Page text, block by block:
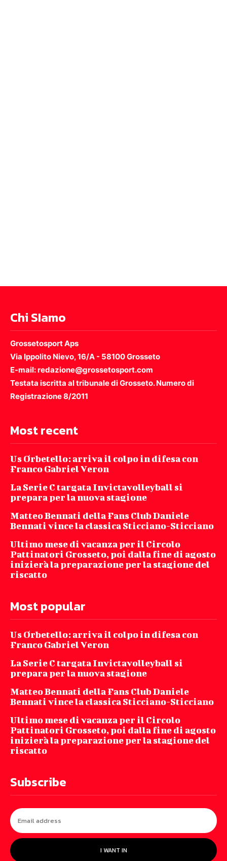
Chi SIamo
Grossetosport Aps
Via Ippolito Nievo, 16/A - 58100 Grosseto
E-mail: redazione@grossetosport.com
Testata iscritta al tribunale di Grosseto. Numero di
Registrazione 8/2011
Most recent
Us Orbetello: arriva il colpo in difesa con
Franco Gabriel Veron
La Serie C targata Invictavolleyball si
prepara per la nuova stagione
Matteo Bennati della Fans Club Daniele
Bennati vince la classica Sticciano-Sticciano
Ultimo mese di vacanza per il Circolo
Pattinatori Grosseto, poi dalla fine di agosto
inizierà la preparazione per la stagione del
riscatto
Most popular
Us Orbetello: arriva il colpo in difesa con
Franco Gabriel Veron
La Serie C targata Invictavolleyball si
prepara per la nuova stagione
Matteo Bennati della Fans Club Daniele
Bennati vince la classica Sticciano-Sticciano
Ultimo mese di vacanza per il Circolo
Pattinatori Grosseto, poi dalla fine di agosto
inizierà la preparazione per la stagione del
riscatto
Subscribe
I WANT IN